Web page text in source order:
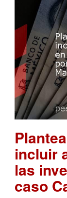
incluir
las
caso